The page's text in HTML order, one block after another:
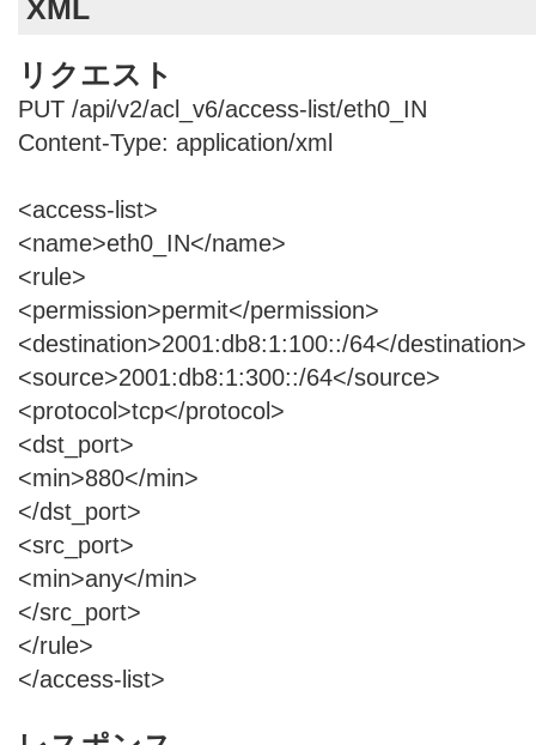
XML
リクエスト
PUT /api/v2/acl_v6/access-list/eth0_IN
Content-Type: application/xml
<access-list>
<name>eth0_IN</name>
<rule>
<permission>permit</permission>
<destination>2001:db8:1:100::/64</destination>
<source>2001:db8:1:300::/64</source>
<protocol>tcp</protocol>
<dst_port>
<min>880</min>
</dst_port>
<src_port>
<min>any</min>
</src_port>
</rule>
</access-list>